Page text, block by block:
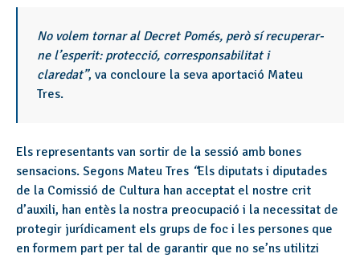
No volem tornar al Decret Pomés, però sí recuperar-
ne l’esperit: protecció, corresponsabilitat i
claredat”, va concloure la seva aportació Mateu
Tres.
Els representants van sortir de la sessió amb bones
sensacions. Segons Mateu Tres “Els diputats i diputades
de la Comissió de Cultura han acceptat el nostre crit
d’auxili, han entès la nostra preocupació i la necessitat de
protegir jurídicament els grups de foc i les persones que
en formem part per tal de garantir que no se’ns utilitzi